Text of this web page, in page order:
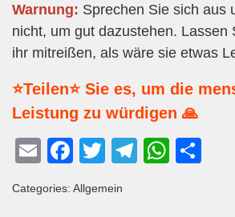
Warnung: Sprechen Sie sich aus
nicht, um gut dazustehen. Lassen
ihr mitreißen, als wäre sie etwas
⭐Teilen⭐ Sie es, um die
Leistung zu würdigen 🙏
E
ail
F
c
T
tt
T
W
Categories: Allgemein